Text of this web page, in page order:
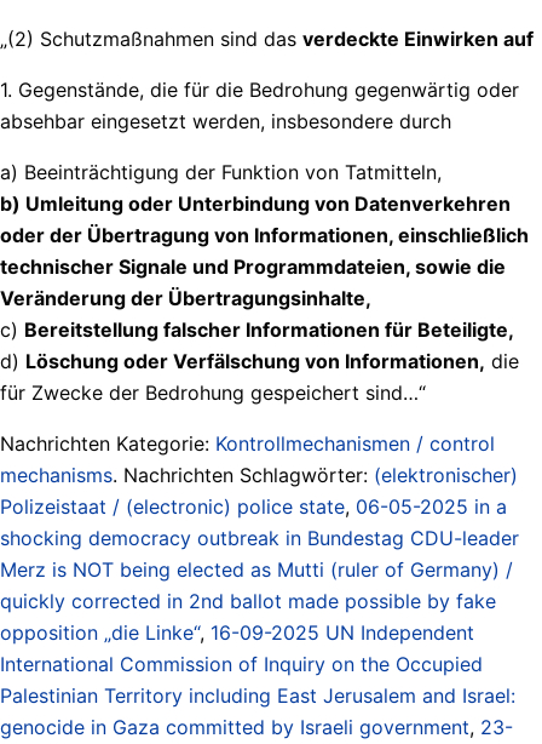
„(2) Schutzmaßnahmen sind das verdeckte Einwirken auf
1. Gegenstände, die für die Bedrohung gegenwärtig oder
absehbar eingesetzt werden, insbesondere durch
a) Beeinträchtigung der Funktion von Tatmitteln,
b) Umleitung oder Unterbindung von Datenverkehren
oder der Übertragung von Informationen, einschließlich
technischer Signale und Programmdateien, sowie die
Veränderung der Übertragungsinhalte,
c) Bereitstellung falscher Informationen für Beteiligte,
d) Löschung oder Verfälschung von Informationen, die
für Zwecke der Bedrohung gespeichert sind…“
Nachrichten Kategorie: Kontrollmechanismen / control
mechanisms. Nachrichten Schlagwörter: (elektronischer)
Polizeistaat / (electronic) police state, 06-05-2025 in a
shocking democracy outbreak in Bundestag CDU-leader
Merz is NOT being elected as Mutti (ruler of Germany) /
quickly corrected in 2nd ballot made possible by fake
opposition „die Linke“, 16-09-2025 UN Independent
International Commission of Inquiry on the Occupied
Palestinian Territory including East Jerusalem and Israel:
genocide in Gaza committed by Israeli government, 23-